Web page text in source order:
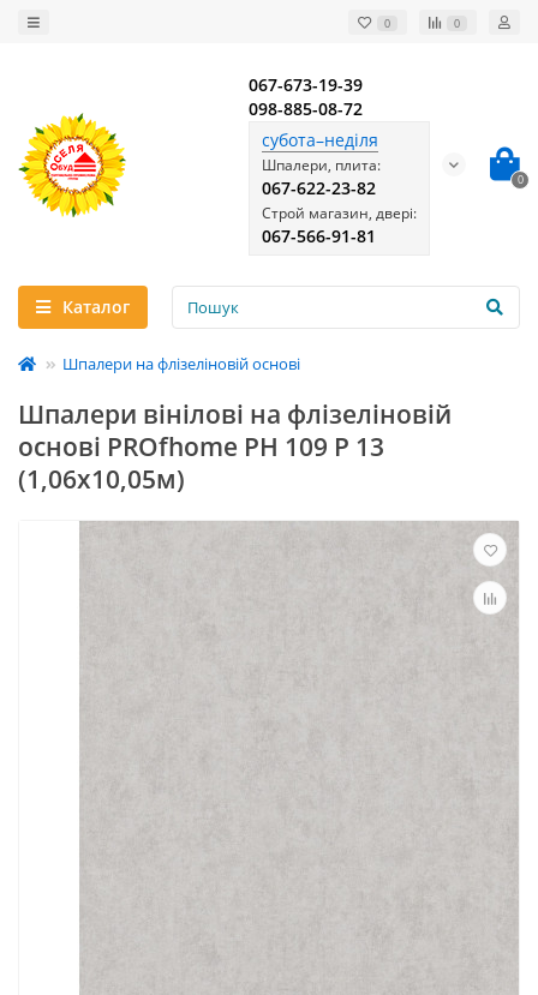
0 0
067-673-19-39
098-885-08-72
субота–неділя
Шпалери, плита:
067-622-23-82
Строй магазин, двері:
067-566-91-81
0
Каталог
Шпалери на флізеліновій основі
Шпалери вінілові на флізеліновій
основі PROfhome РН 109 Р 13
(1,06x10,05м)